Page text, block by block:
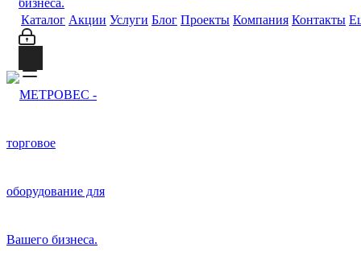
Каталог Акции Услуги Блог Проекты Компания Контакты